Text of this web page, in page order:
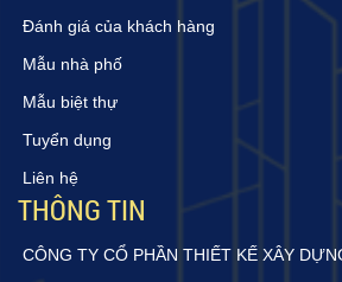
Đánh giá của khách hàng
Mẫu nhà phố
Mẫu biệt thự
Tuyển dụng
Liên hệ
THÔNG TIN
CÔNG TY CỔ PHẦN THIẾT KẾ XÂY